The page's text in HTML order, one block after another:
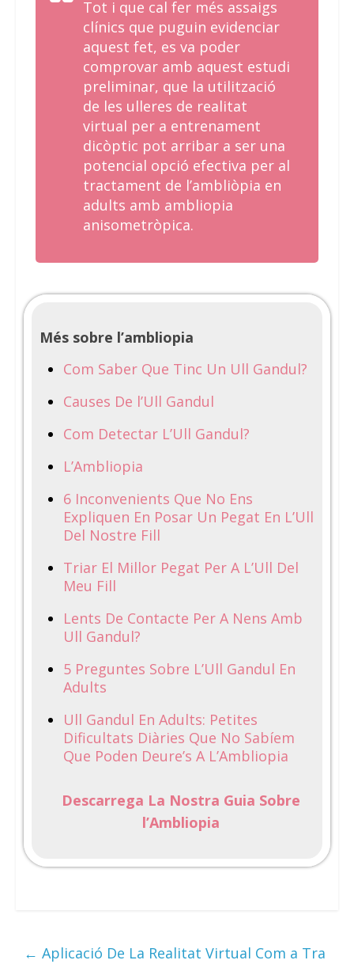
Tot i que cal fer més assaigs
clínics que puguin evidenciar
aquest fet, es va poder
comprovar amb aquest estudi
preliminar, que la utilització
de les ulleres de realitat
virtual per a entrenament
dicòptic pot arribar a ser una
potencial opció efectiva per al
tractament de l’ambliòpia en
adults amb ambliopia
anisometròpica.
Més sobre l’ambliopia
Com Saber Que Tinc Un Ull Gandul?
Causes De l’Ull Gandul
Com Detectar L’Ull Gandul?
L’Ambliopia
6 Inconvenients Que No Ens
Expliquen En Posar Un Pegat En L’Ull
Del Nostre Fill
Triar El Millor Pegat Per A L’Ull Del
Meu Fill
Lents De Contacte Per A Nens Amb
Ull Gandul?
5 Preguntes Sobre L’Ull Gandul En
Adults
Ull Gandul En Adults: Petites
Dificultats Diàries Que No Sabíem
Que Poden Deure’s A L’Ambliopia
Descarrega La Nostra Guia Sobre
l’Ambliopia
← Aplicació De La Realitat Virtual Com a Tra